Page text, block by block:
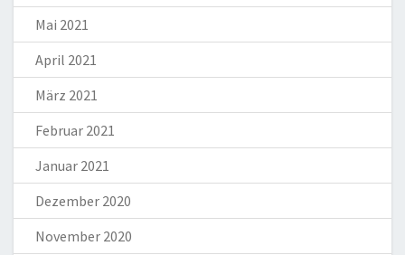
Mai 2021
April 2021
März 2021
Februar 2021
Januar 2021
Dezember 2020
November 2020